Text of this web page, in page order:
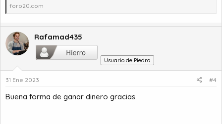
foro20.com
Rafamad435
Usuario de Piedra
31 Ene 2023 #4
Buena forma de ganar dinero gracias.